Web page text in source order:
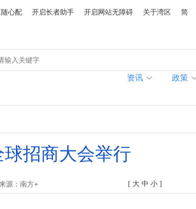
心配 开启长者助手 开启网站无障碍 关于湾区 简
资讯 政策
球招商大会举行
源：南方+ [ 大 中 小 ]